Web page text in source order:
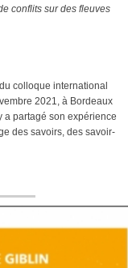
conflits sur des fleuves
colloque international
2021, à Bordeaux
a partagé son expérience
des savoirs, des savoir-